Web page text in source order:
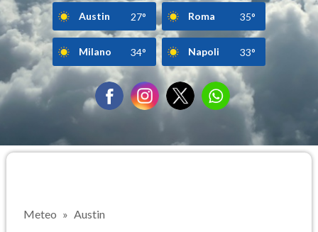
Austin 27° Roma 35°
Milano 34° Napoli 33°
Meteo Austin